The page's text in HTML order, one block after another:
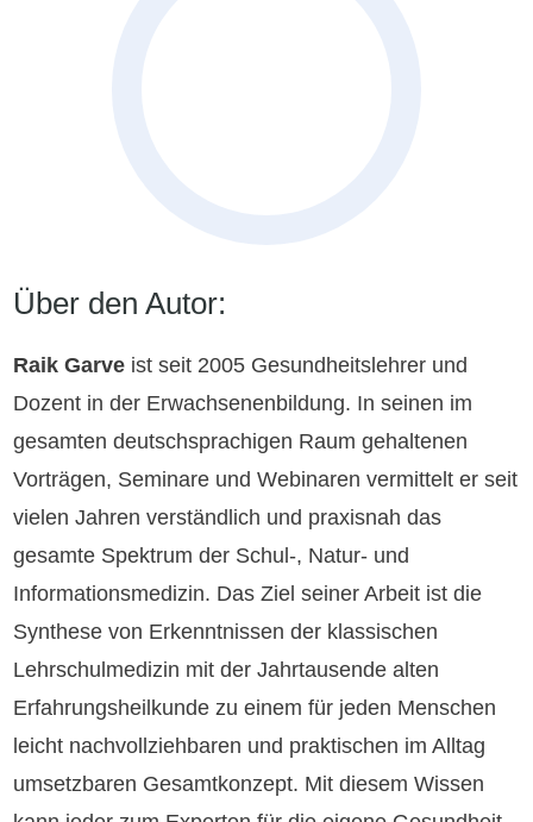
Über den Autor:
Raik Garve ist seit 2005 Gesundheitslehrer und
Dozent in der Erwachsenenbildung. In seinen im
gesamten deutschsprachigen Raum gehaltenen
Vorträgen, Seminare und Webinaren vermittelt er seit
vielen Jahren verständlich und praxisnah das
gesamte Spektrum der Schul-, Natur- und
Informationsmedizin. Das Ziel seiner Arbeit ist die
Synthese von Erkenntnissen der klassischen
Lehrschulmedizin mit der Jahrtausende alten
Erfahrungsheilkunde zu einem für jeden Menschen
leicht nachvollziehbaren und praktischen im Alltag
umsetzbaren Gesamtkonzept. Mit diesem Wissen